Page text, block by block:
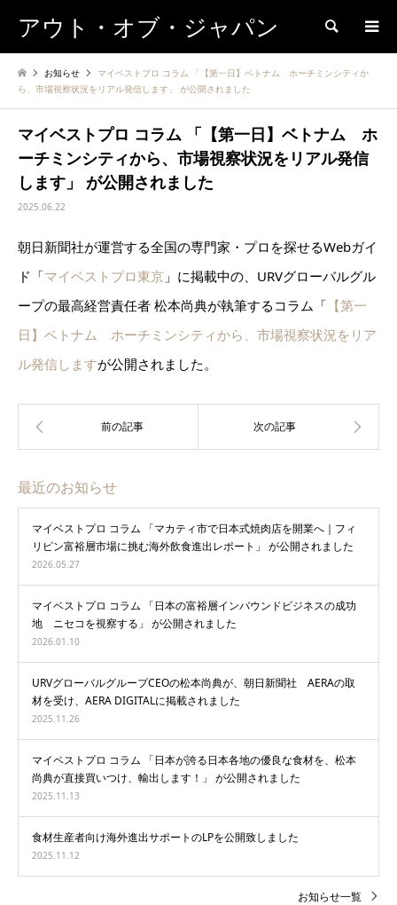
アウト・オブ・ジャパン 検索
お知らせ
マイベストプロ コラム 「【第一日】ベトナム ホーチミンシティか
ら、市場視察状況をリアル発信します」 が公開されました
マイベストプロ コラム 「【第一日】ベトナム ホ
ーチミンシティから、市場視察状況をリアル発信
します」 が公開されました
2025.06.22
朝日新聞社が運営する全国の専門家・プロを探せるWebガイ
ド「マイベストプロ東京 」に掲載中の、URVグローバルグル
ープの最高経営責任者 松本尚典が執筆するコラム「 【第一
日】ベトナム ホーチミンシティから、市場視察状況をリア
ル発信しますが公開されました。
最近のお知らせ
マイベストプロ コラム 「マカティ市で日本式焼肉店を開業へ｜フィ
リピン富裕層市場に挑む海外飲食進出レポート」 が公開されました
2026.05.27
マイベストプロ コラム 「日本の富裕層インバウンドビジネスの成功
地 ニセコを視察する」 が公開されました
2026.01.10
URVグローバルグループCEOの松本尚典が、朝日新聞社 AERAの取
材を受け、AERA DIGITALに掲載されました
2025.11.26
マイベストプロ コラム 「日本が誇る日本各地の優良な食材を、松本
尚典が直接買いつけ、輸出します！」 が公開されました
2025.11.13
食材生産者向け海外進出サポートのLPを公開致しました
2025.11.12
お知らせ一覧